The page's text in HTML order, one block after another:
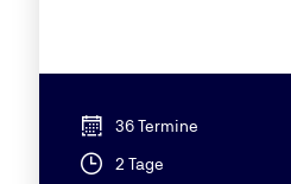
36 Termine
2 Tage